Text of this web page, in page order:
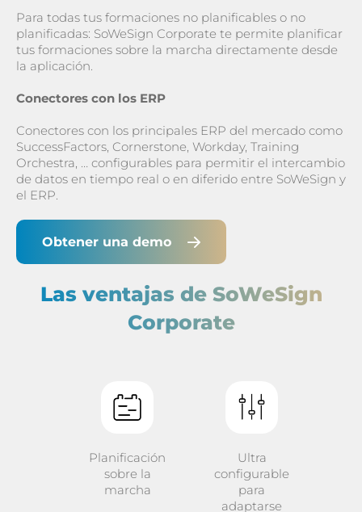
Para todas tus formaciones no planificables o no
planificadas: SoWeSign Corporate te permite planificar
tus formaciones sobre la marcha directamente desde
la aplicación.
Conectores con los ERP
Conectores con los principales ERP del mercado como
SuccessFactors, Cornerstone, Workday, Training
Orchestra, … configurables para permitir el intercambio
de datos en tiempo real o en diferido entre SoWeSign y
el ERP.
Obtener una demo
Las ventajas de SoWeSign
Corporate
Planificación
sobre la
marcha
Ultra
configurable
para
adaptarse